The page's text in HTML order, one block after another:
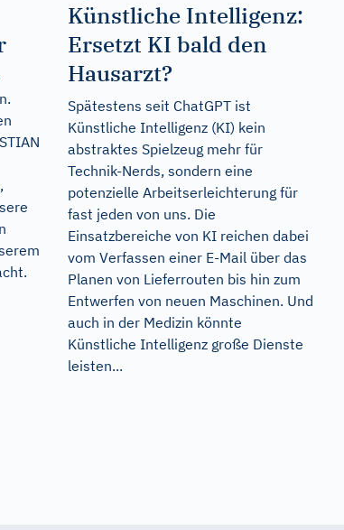
Künstliche Intelligenz:
Ersetzt KI bald den
Hausarzt?
Spätestens seit ChatGPT ist
Künstliche Intelligenz (KI) kein
abstraktes Spielzeug mehr für
Technik-Nerds, sondern eine
potenzielle Arbeitserleichterung für
fast jeden von uns. Die
Einsatzbereiche von KI reichen dabei
vom Verfassen einer E-Mail über das
Planen von Lieferrouten bis hin zum
Entwerfen von neuen Maschinen. Und
auch in der Medizin könnte
Künstliche Intelligenz große Dienste
leisten...